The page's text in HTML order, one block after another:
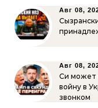
Авг 08,
Авг 08,
Си может
войну в
звонком